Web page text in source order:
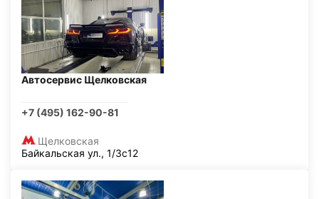
Автосервис Щелковская
+7 (495) 162-90-81
Щелковская
Байкальская ул., 1/3с12